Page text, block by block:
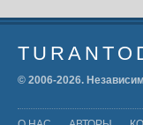
© 2006-2026.